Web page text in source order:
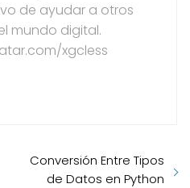
de ayudar a otros
mundo digital.
xgcless
Conversión Entre Tipos
de Datos en Python